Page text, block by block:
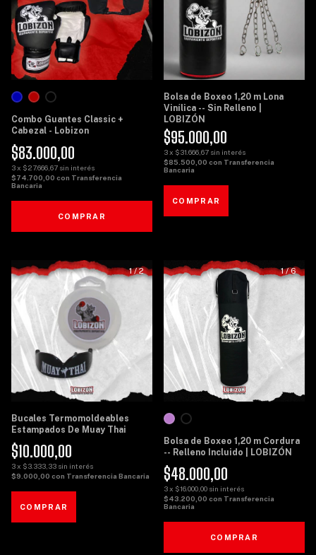
Combo Guantes Classic +
Cabezal - Lobizon
$83.000,00
3x $27.666,67 sin interés
$74.700,00 con Transferencia
Bancaria
COMPRAR
Bolsa de Boxeo 1,20 m Lona
Vinílica -- Sin Relleno |
LOBIZÓN
$95.000,00
3x $31.666,67 sin interés
$85.500,00 con Transferencia
Bancaria
1/2
Bucales Termomoldeables
Estampados De Muay Thai
$10.000,00
3x $3.333,33 sin interés
$9.000,00 con Transferencia Bancaria
1/6
Bolsa de Boxeo 1,20 m Cordura
-- Relleno Incluido | LOBIZÓN
$48.000,00
3x $16.000,00 sin interés
$43.200,00 con Transferencia
Bancaria
COMPRAR